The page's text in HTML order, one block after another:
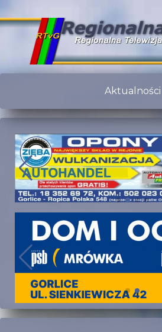
Aktualności